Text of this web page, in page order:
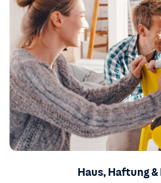
Haus, Haftung &